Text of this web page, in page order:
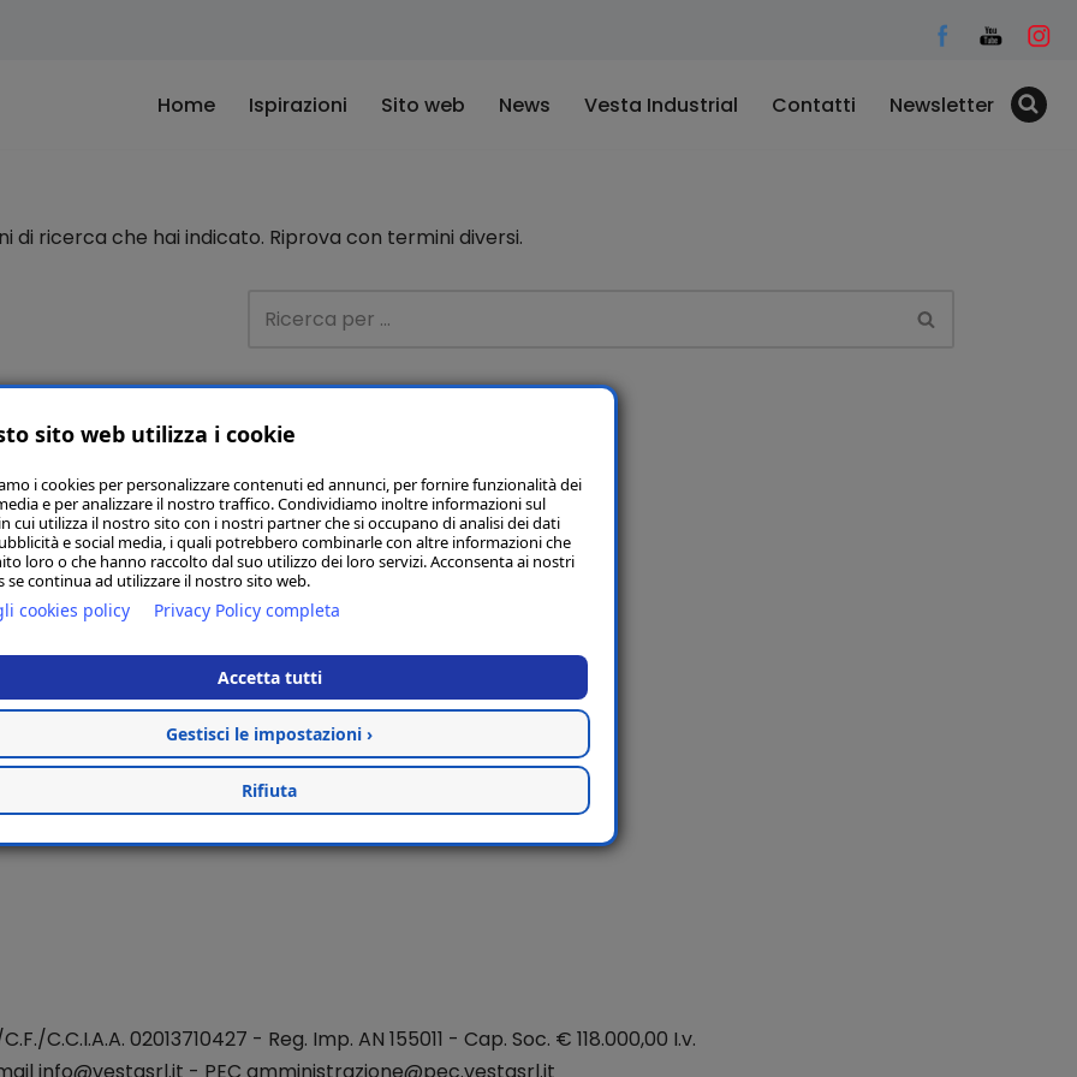
Home Ispirazioni Sito web News Vesta Industrial Contatti Newsletter
di ricerca che hai indicato. Riprova con termini diversi.
C.C.I.A.A. 02013710427 - Reg. Imp. AN 155011 - Cap. Soc. € 118.000,00 I.v.
sito web utilizza i cookie
i cookies per personalizzare contenuti ed annunci, per fornire funzionalità dei
e per analizzare il nostro traffico. Condividiamo inoltre informazioni sul
cui utilizza il nostro sito con i nostri partner che si occupano di analisi dei dati
e social media, i quali potrebbero combinarle con altre informazioni che
loro o che hanno raccolto dal suo utilizzo dei loro servizi. Acconsenta ai nostri
se continua ad utilizzare il nostro sito web.
cookies policy Privacy Policy completa
Accetta tutti
Gestisci le impostazioni ›
Rifiuta